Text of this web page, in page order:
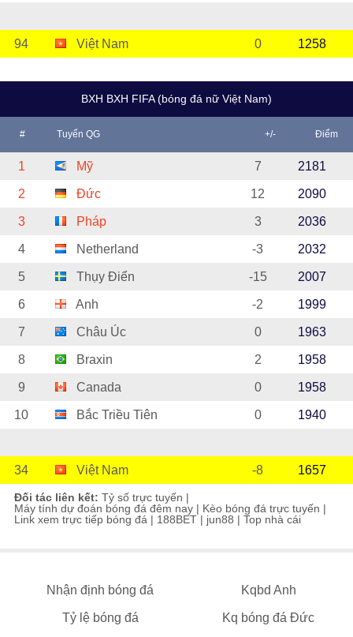
94 Việt Nam 0 1258
BXH BXH FIFA (bóng đá nữ Việt Nam)
# Tuyển QG +/- Điểm
1 Mỹ 7 2181
2 Đức 12 2090
3 Pháp 3 2036
4 Netherland -3 2032
5 Thụy Điển -15 2007
6 Anh -2 1999
7 Châu Úc 0 1963
8 Braxin 2 1958
9 Canada 0 1958
10 Bắc Triều Tiên 0 1940
34 Việt Nam -8 1657
Đối tác liên kết: Tỷ số trực tuyến |
Máy tính dự đoán bóng đá đêm nay | Kèo bóng đá trực tuyến |
Link xem trực tiếp bóng đá | 188BET | jun88 | Top nhà cái
Nhận định bóng đá Kqbd Anh
Tỷ lệ bóng đá Kq bóng đá Đức